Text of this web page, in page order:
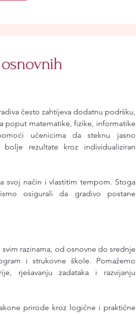
osnovnih
često zahtijeva dodatnu podršku,
poput matematike, fizike, informatike
učenicima da steknu jasno
bolje rezultate kroz individualiziran
svoj način i vlastitim tempom. Stoga
osigurali da gradivo postane
razinama, od osnovne do srednje
i strukovne škole. Pomažemo
rješavanju zadataka i razvijanju
prirode kroz logične i praktične